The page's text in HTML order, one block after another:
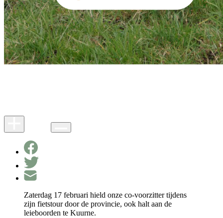
Zaterdag 17 februari hield onze co-voorzitter tijdens
zijn fietstour door de provincie, ook halt aan de
leieboorden te Kuurne.